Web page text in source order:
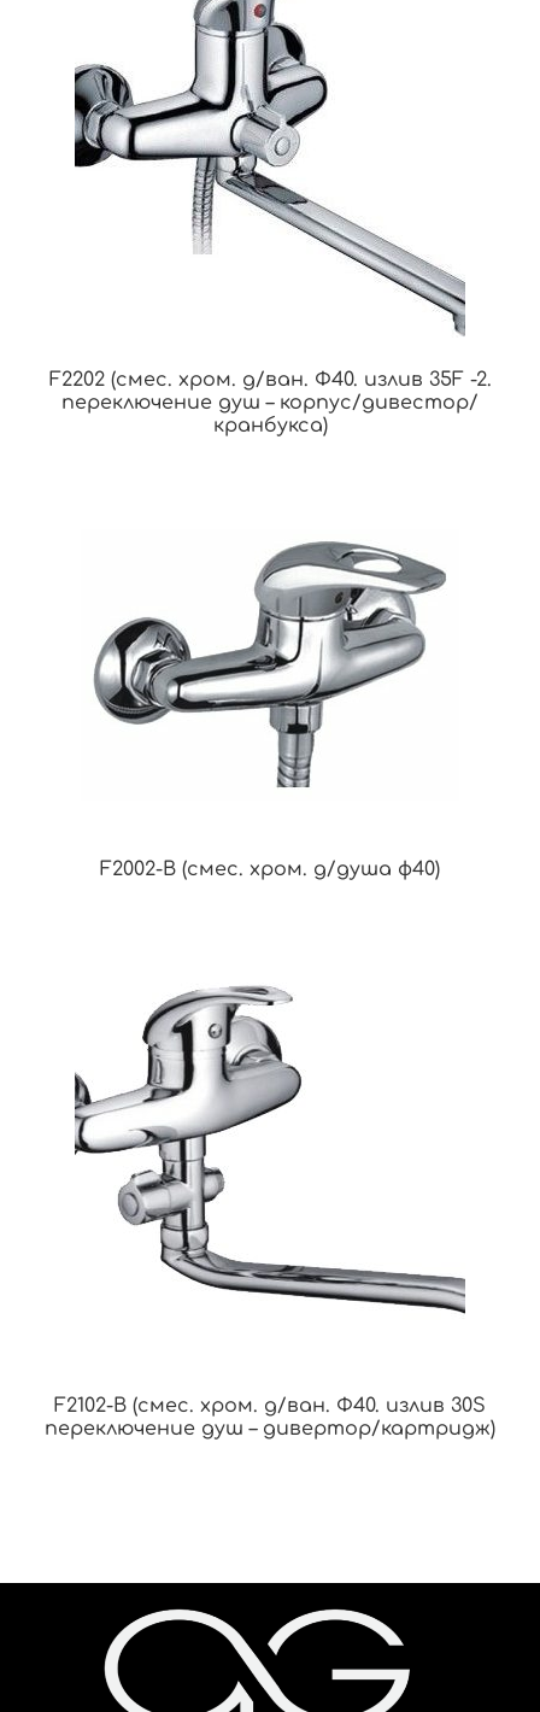
F2202 (смес. хром. д/ван. Ф40. излив 35F -2.
переключение душ – корпус/дивестор/
кранбукса)
F2002-B (смес. хром. д/душа ф40)
F2102-B (смес. хром. д/ван. Ф40. излив 30S
переключение душ – дивертор/картридж)